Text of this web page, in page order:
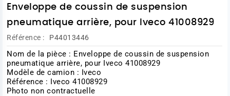
Enveloppe de coussin de suspension
pneumatique arrière, pour Iveco 41008929
Référence : P44013446
Nom de la pièce : Enveloppe de coussin de suspension
pneumatique arrière, pour Iveco 41008929
Modèle de camion : Iveco
Référence : Iveco 41008929
Photo non contractuelle